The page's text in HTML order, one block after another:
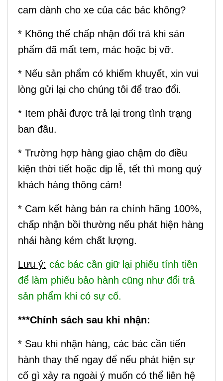
cam dành cho xe của các bác không?
* Không thể chấp nhận đổi trả khi sản
phẩm đã mất tem, mác hoặc bị vỡ.
* Nếu sản phẩm có khiếm khuyết, xin vui
lòng gửi lại cho chúng tôi để trao đổi.
* Item phải được trả lại trong tình trạng
ban đầu.
* Trường hợp hàng giao chậm do điều
kiện thời tiết hoặc dịp lễ, tết thì mong quý
khách hàng thông cảm!
* Cam kết hàng bán ra chính hãng 100%,
chấp nhận bồi thường nếu phát hiện hàng
nhái hàng kém chất lượng.
Lưu ý: các bác cần giữ lại phiếu tính tiền
để làm phiếu bảo hành cũng như đổi trả
sản phẩm khi có sự cố.
***Chính sách sau khi nhận:
* Sau khi nhận hàng, các bác cần tiến
hành thay thế ngay để nếu phát hiện sự
cố gì xảy ra ngoài ý muốn có thể liên hệ